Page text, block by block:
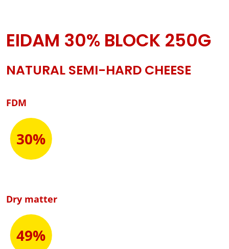
EIDAM 30% BLOCK 250G
NATURAL SEMI-HARD CHEESE
FDM
30%
Dry matter
49%